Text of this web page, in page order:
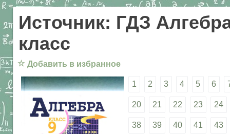
Источник: ГДЗ
класс
☆ Добавить в избранное
1 2 3 4 5 6
20 21 22 23 24
38 39 40 41 43